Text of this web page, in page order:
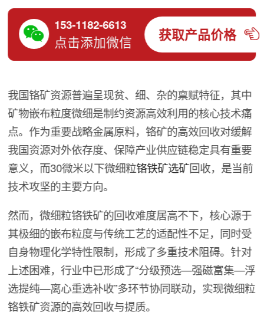
153-1182-6613
点击添加微信 获取产品价格
我国铬矿资源普遍呈现贫、细、杂的禀赋特征，其中
矿物嵌布粒度微细是制约资源高效利用的核心技术痛
点。作为重要战略金属原料，铬矿的高效回收对缓解
我国资源对外依存度、保障产业供应链稳定具有重要
意义，而30微米以下微细粒铬铁矿选矿回收，是当前
技术攻坚的主要方向。
然而，微细粒铬铁矿的回收难度居高不下，核心源于
其极细的嵌布粒度与传统工艺的适配性不足，同时受
自身物理化学特性限制，形成了多重技术阻碍。针对
上述困难，行业中已形成了“分级预选—强磁富集—浮
选提纯—离心重选补收”多环节协同联动，实现微细粒
铬铁矿资源的高效回收与提质。